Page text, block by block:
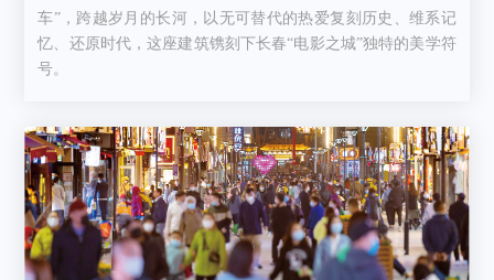
车”，跨越岁月的长河，以无可替代的热爱复刻历史、维系记
忆、还原时代，这座建筑镌刻下长春“电影之城”独特的美学符
号。